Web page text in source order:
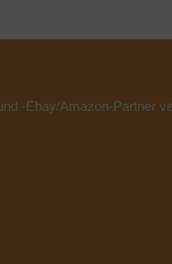
-Ebay/Amazon-Partner